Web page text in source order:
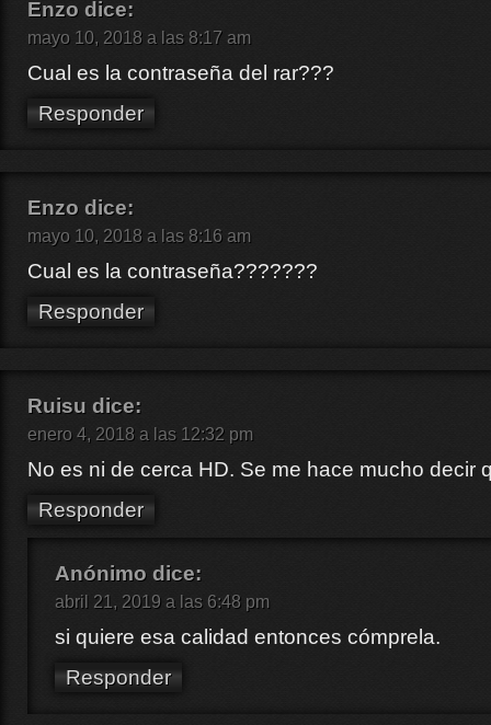
Enzo dice:
mayo 10, 2018 a las 8:17 am
Cual es la contraseña del rar???
Responder
Enzo dice:
mayo 10, 2018 a las 8:16 am
Cual es la contraseña???????
Responder
Ruisu dice:
enero 4, 2018 a las 12:32 pm
No es ni de cerca HD. Se me hace mucho decir
Responder
Anónimo dice:
abril 21, 2019 a las 6:48 pm
si quiere esa calidad entonces cómprela.
Responder